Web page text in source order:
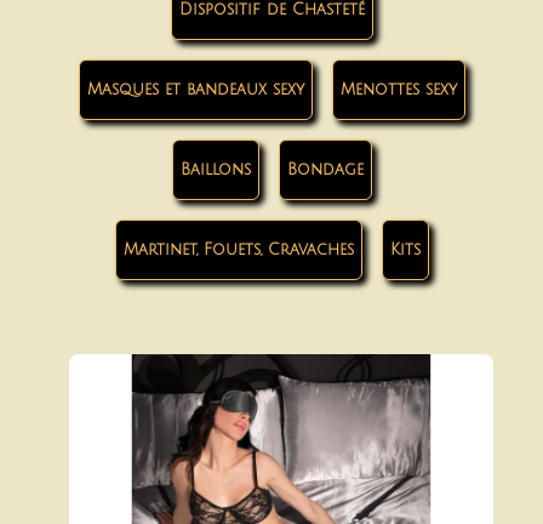
Dispositif de Chasteté
Masques et bandeaux sexy Menottes sexy
Baillons Bondage
Martinet, Fouets, Cravaches Kits